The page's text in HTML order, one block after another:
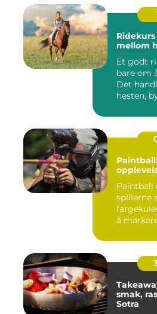
mellom
Et godt
bare om
Det
hesten,
Paintball
spillerne
å
smak,
Sotra